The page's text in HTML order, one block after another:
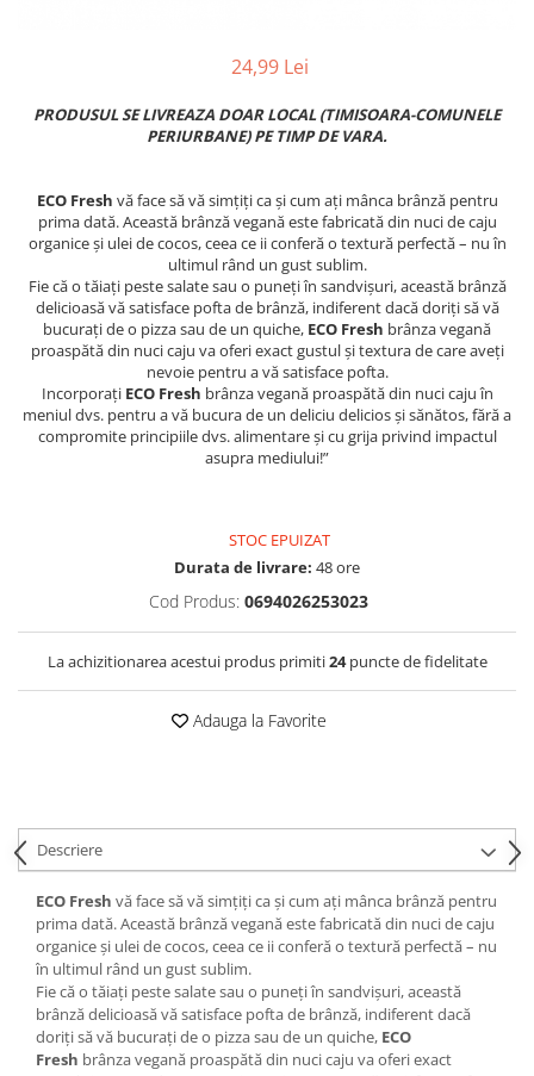
REMEDII NATURISTE
24,99 Lei
PRODUSUL SE LIVREAZA DOAR LOCAL (TIMISOARA-COMUNELE
PERIURBANE) PE TIMP DE VARA.
ECO Fresh vă face să vă simțiți ca și cum ați mânca brânză pentru
prima dată. Această brânză vegană este fabricată din nuci de caju
organice și ulei de cocos, ceea ce ii conferă o textură perfectă – nu în
ultimul rând un gust sublim.
Fie că o tăiați peste salate sau o puneți în sandvișuri, această brânză
delicioasă vă satisface pofta de brânză, indiferent dacă doriți să vă
bucurați de o pizza sau de un quiche, ECO Fresh brânza vegană
proaspătă din nuci caju va oferi exact gustul și textura de care aveți
nevoie pentru a vă satisface pofta.
Incorporați ECO Fresh brânza vegană proaspătă din nuci caju în
meniul dvs. pentru a vă bucura de un deliciu delicios și sănătos, fără a
compromite principiile dvs. alimentare și cu grija privind impactul
asupra mediului!”
STOC EPUIZAT
Durata de livrare: 48 ore
Cod Produs: 0694026253023
La achizitionarea acestui produs primiti24puncte de fidelitate
Adauga la Favorite
Descriere
ECO Fresh vă face să vă simțiți ca și cum ați mânca brânză pentru
prima dată. Această brânză vegană este fabricată din nuci de caju
organice și ulei de cocos, ceea ce ii conferă o textură perfectă – nu
în ultimul rând un gust sublim.
Fie că o tăiați peste salate sau o puneți în sandvișuri, această
brânză delicioasă vă satisface pofta de brânză, indiferent dacă
doriți să vă bucurați de o pizza sau de un quiche, ECO
Fresh brânza vegană proaspătă din nuci caju va oferi exact